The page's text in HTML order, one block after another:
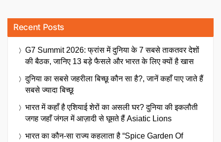
Recent Posts
G7 Summit 2026: फ्रांस में दुनिया के 7 सबसे ताकतवर देशों
की बैठक, जानिए 13 बड़े फैसले और भारत के लिए क्यों है खास
दुनिया का सबसे जहरीला बिच्छू कौन सा है?, जानें कहाँ पाए जाते हैं
सबसे ज्यादा बिच्छू
भारत में कहाँ है एशियाई शेरों का असली घर? दुनिया की इकलौती
जगह जहाँ जंगल में आज़ादी से घूमते हैं Asiatic Lions
भारत का कौन-सा राज्य कहलाता है “Spice Garden Of